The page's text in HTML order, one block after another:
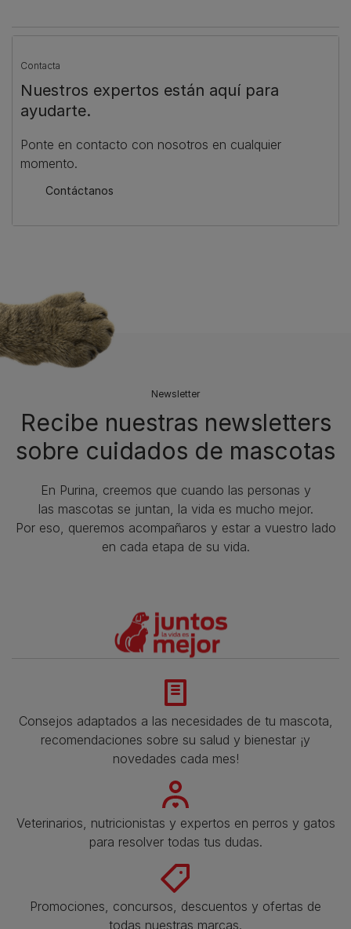
Contacta
Nuestros expertos están aquí para
ayudarte.
Ponte en contacto con nosotros en cualquier
momento.
Contáctanos
Newsletter
Recibe nuestras newsletters
sobre cuidados de mascotas​
En Purina, creemos que cuando las personas y
las mascotas se juntan, la vida es mucho mejor.
Por eso, queremos acompañaros y estar a vuestro lado
en cada etapa de su vida.​
Consejos adaptados a las necesidades de tu mascota,
recomendaciones sobre su salud y bienestar ¡y
novedades cada mes!
Veterinarios, nutricionistas y expertos en perros y gatos
para resolver todas tus dudas.​
Promociones, concursos, descuentos y ofertas de
todas nuestras marcas.​